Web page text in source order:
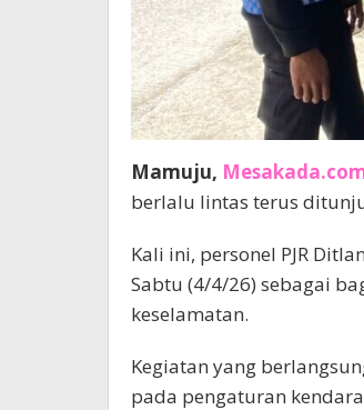
Mamuju,
berlalu lintas terus
Kali ini, personel PJR
Sabtu (4/4/26) sebagai
keselamatan.
Kegiatan yang
pada pengaturan